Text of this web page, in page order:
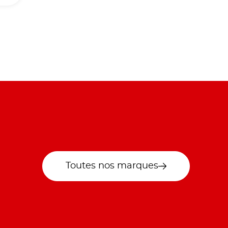
Toutes nos marques